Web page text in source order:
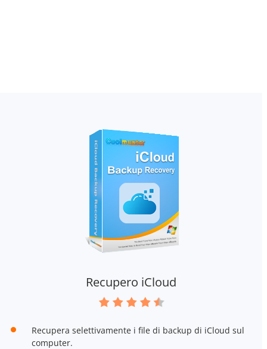
Recupero iCloud
Recupera selettivamente i file di backup di iCloud sul
computer.